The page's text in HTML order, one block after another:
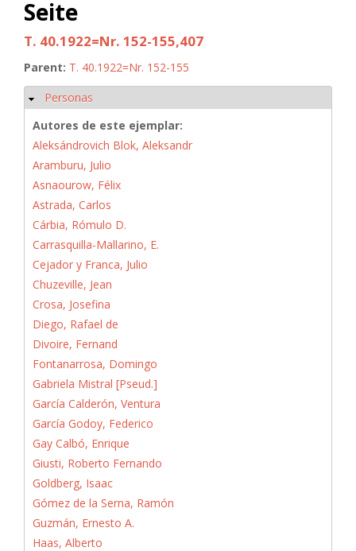
Seite
T. 40.1922=Nr. 152-155,407
Parent: T. 40.1922=Nr. 152-155
Ocultar
Personas
Autores de este ejemplar:
Aleksándrovich Blok, Aleksandr
Aramburu, Julio
Asnaourow, Félix
Astrada, Carlos
Cárbia, Rómulo D.
Carrasquilla-Mallarino, E.
Cejador y Franca, Julio
Chuzeville, Jean
Crosa, Josefina
Diego, Rafael de
Divoire, Fernand
Fontanarrosa, Domingo
Gabriela Mistral [Pseud.]
García Calderón, Ventura
García Godoy, Federico
Gay Calbó, Enrique
Giusti, Roberto Fernando
Goldberg, Isaac
Gómez de la Serna, Ramón
Guzmán, Ernesto A.
Haas, Alberto